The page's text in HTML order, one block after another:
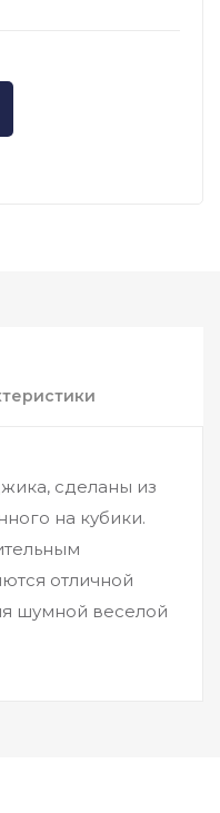
сделаны из
на кубики.
отличной
шумной веселой